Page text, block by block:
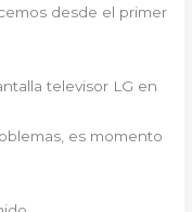
desde el primer
televisor LG en
es momento